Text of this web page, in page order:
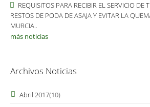
REQUISITOS PARA RECIBIR EL SERVICIO DE
RESTOS DE PODA DE ASAJA Y EVITAR LA
MURCIA..
más noticias
Archivos Noticias
Abril 2017(10)